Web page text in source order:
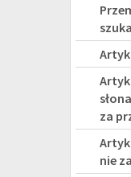
za
nie